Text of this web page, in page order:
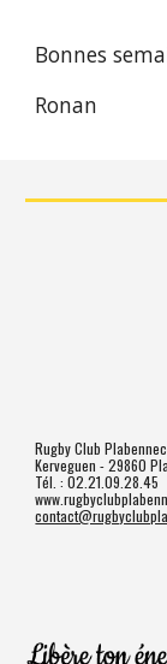
Bonnes
Ronan
Rugby Club Plabennec
Kerveguen - 29860
Tél. : 02.21.09.28.45